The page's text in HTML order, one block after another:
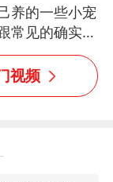
养的一些小宠
常见的确实有
视频